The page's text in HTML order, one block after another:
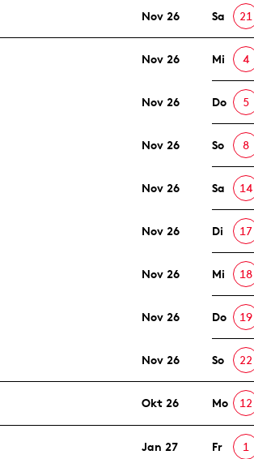
Nov 26 Sa 21
Nov 26 Mi 4
Nov 26 Do 5
Nov 26 So 8
Nov 26 Sa 14
Nov 26 Di 17
Nov 26 Mi 18
Nov 26 Do 19
Nov 26 So 22
Okt 26 Mo 12
Jan 27 Fr 1